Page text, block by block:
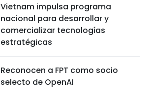
Vietnam impulsa programa
nacional para desarrollar y
comercializar tecnologías
estratégicas
Reconocen a FPT como socio
selecto de OpenAI